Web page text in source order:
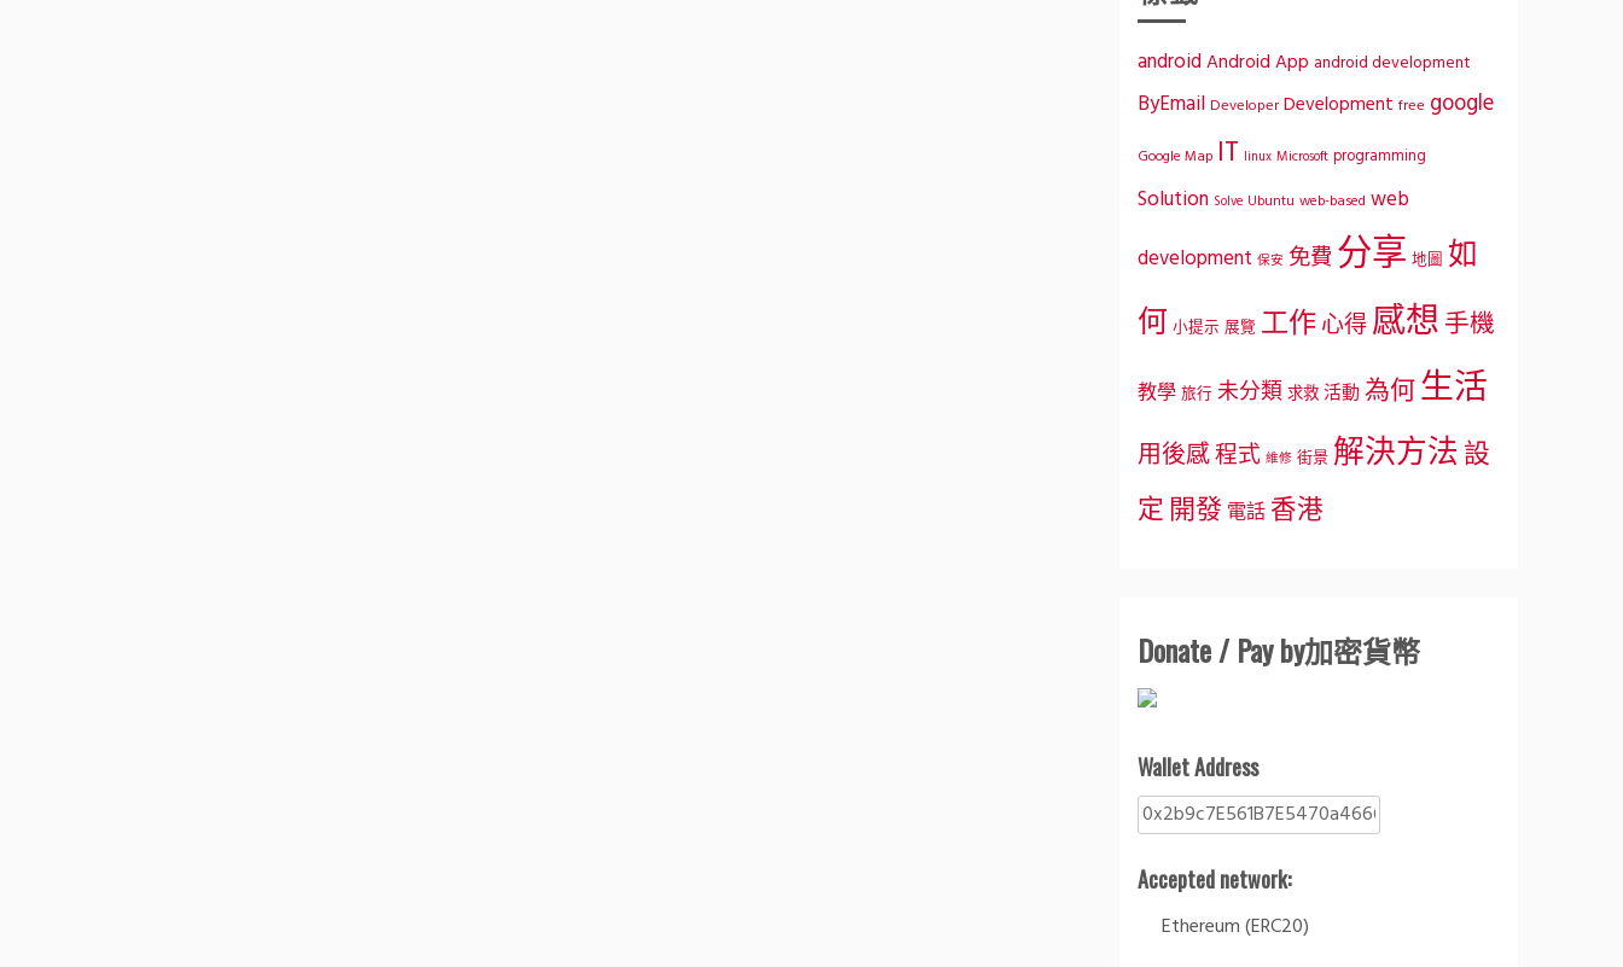
android Android App android development
ByEmail Developer Development free google
Google Map IT linux Microsoft programming
Solution Solve Ubuntu web-based web
development 保安 免費分享 地圖 如
何 小提示 展覽 工作心得感想手機
教學 旅行 未分類求救活動 為何生活
用後感程式 維修 街景 解決方法 設
定 開發電話香港
Donate / Pay by加密貨幣
Wallet Address
Accepted network:
Ethereum (ERC20)